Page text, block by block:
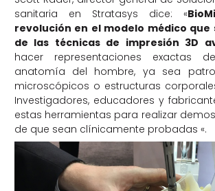
sanitaria en Stratasys dice: «
revolución en el modelo médico que
de las técnicas de impresión 3D
hacer representaciones exactas
anatomía del hombre, ya sea
microscópicos o estructuras
Investigadores, educadores y
estas herramientas para realizar
de que sean clínicamente probadas «.